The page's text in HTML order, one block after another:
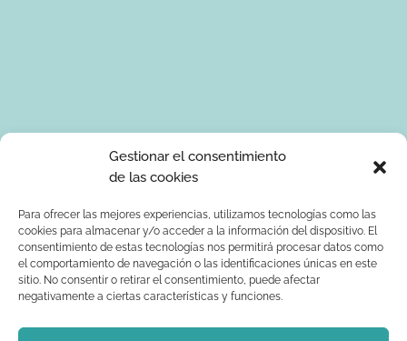
Gestionar el consentimiento
de las cookies
Para ofrecer las mejores experiencias, utilizamos tecnologías como las
cookies para almacenar y/o acceder a la información del dispositivo. El
consentimiento de estas tecnologías nos permitirá procesar datos como
el comportamiento de navegación o las identificaciones únicas en este
sitio. No consentir o retirar el consentimiento, puede afectar
negativamente a ciertas características y funciones.
Tus datos de carácter personal serán tratados por Ponle Arte
para enviarte información sobre manualidades. La base legal
expreso. Tus serán tratados con seguridad y datos no serán
comunicados a terceros. Podrás ejercer los derechos de
acceso, rectificación, supresión, limitación al tratamiento y
oposición dirigiendo un correo electrónico a
info@ponlearte.com y adjuntando copia de su DNI. Para más